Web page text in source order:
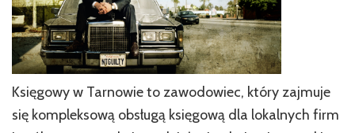
Księgowy w Tarnowie to zawodowiec, który zajmuje
się kompleksową obsługą księgową dla lokalnych firm